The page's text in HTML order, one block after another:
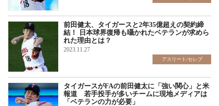
前田健太、タイガースと2年35億超えの契約締
結！ 日本球界復帰も囁かれたベテランが求めら
れた理由とは？
2023.11.27
アスリート/セレブ
タイガースがFAの前田健太に「強い関心」と米
報道 若手投手が多いチームに現地メディアは
「ベテランの力が必要」